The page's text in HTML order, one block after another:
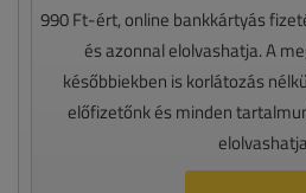
990 Ft-ért, online bankkártyás
és azonnal elolvashatja. A
későbbiekben is korlátozás
előfizetőnk és minden